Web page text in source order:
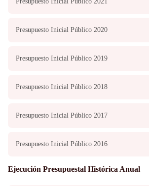
Presupuesto Inicial Público 2020
Presupuesto Inicial Público 2019
Presupuesto Inicial Público 2018
Presupuesto Inicial Público 2017
Presupuesto Inicial Público 2016
Ejecución Presupuestal Histórica Anual